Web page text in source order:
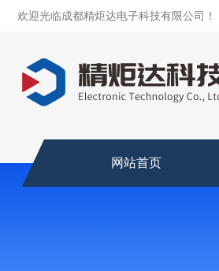
欢迎光临成都精炬达电子科技有限公司！
网站首页